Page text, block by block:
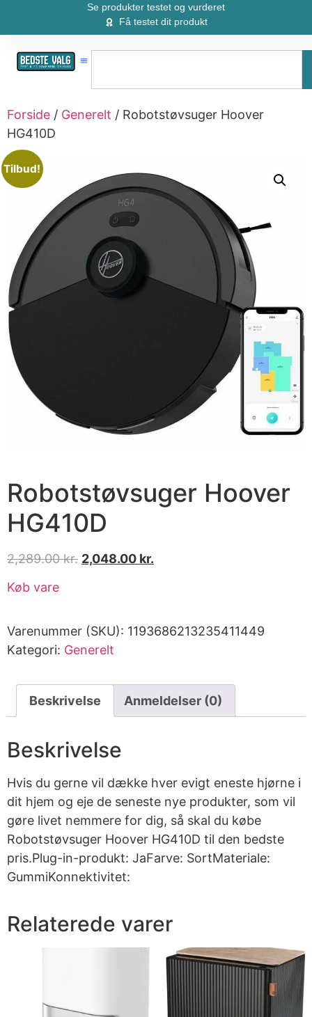
Se produkter testet og vurderet
Få testet dit produkt
Forside / Generelt / Robotstøvsuger Hoover
HG410D
Tilbud!
Robotstøvsuger Hoover
HG410D
2,289.00kr. 2,048.00 kr.
Køb vare
Varenummer (SKU): 1193686213235411449
Kategori: Generelt
Beskrivelse Anmeldelser (0)
Beskrivelse
Hvis du gerne vil dække hver evigt eneste hjørne i
dit hjem og eje de seneste nye produkter, som vil
gøre livet nemmere for dig, så skal du købe
Robotstøvsuger Hoover HG410D til den bedste
pris.Plug-in-produkt: JaFarve: SortMateriale:
GummiKonnektivitet:
Relaterede varer